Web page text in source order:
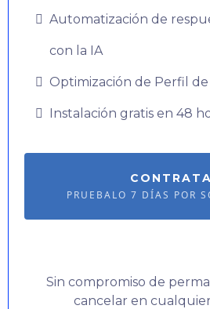
Automatización de
con la IA
Optimización de Perfil
Instalación gratis en 48
PRUEBALO 7 DÍAS POR
Sin compromiso de
cancelar en